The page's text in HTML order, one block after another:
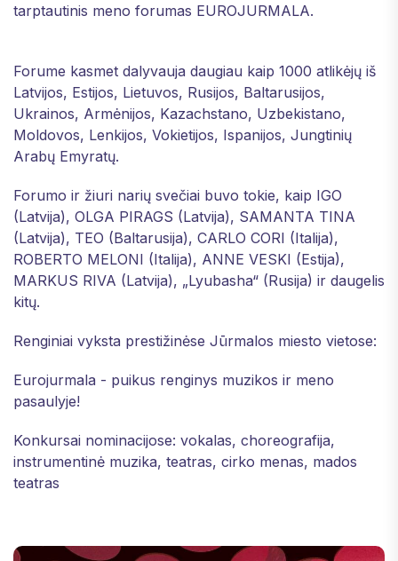
tarptautinis meno forumas EUROJURMALA.
Forume kasmet dalyvauja daugiau kaip 1000 atlikėjų iš
Latvijos, Estijos, Lietuvos, Rusijos, Baltarusijos,
Ukrainos, Armėnijos, Kazachstano, Uzbekistano,
Moldovos, Lenkijos, Vokietijos, Ispanijos, Jungtinių
Arabų Emyratų.
Forumo ir žiuri narių svečiai buvo tokie, kaip IGO
(Latvija), OLGA PIRAGS (Latvija), SAMANTA TINA
(Latvija), TEO (Baltarusija), CARLO CORI (Italija),
ROBERTO MELONI (Italija), ANNE VESKI (Estija),
MARKUS RIVA (Latvija), „Lyubasha“ (Rusija) ir daugelis
kitų.
Renginiai vyksta prestižinėse Jūrmalos miesto vietose:
Eurojurmala - puikus renginys muzikos ir meno
pasaulyje!
Konkursai nominacijose: vokalas, choreografija,
instrumentinė muzika, teatras, cirko menas, mados
teatras